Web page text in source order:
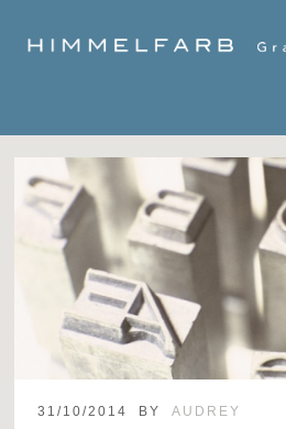
31/10/2014 BY AUDREY